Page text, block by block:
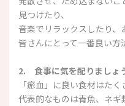
見つけたり、
音楽でリラックスしたり、
皆さんにとって一番良い方
2. 食事に気を配りましょ
「瘀血」に良い食材はたく
代表的なものは青魚、ネ